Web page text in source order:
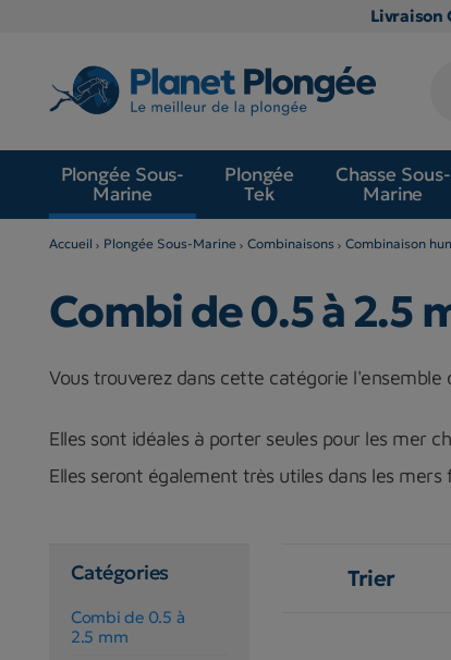
Livraison
Plongée Sous-
Marine
Plongée
Tek
Chasse Sous-
Marine
Accueil Plongée Sous-Marine Combinaisons Combinaison
Combi de 0.5 à 2.5
Vous trouverez dans cette catégorie
Elles sont idéales à porter seules pour les mer
Elles seront également très utiles dans les
Catégories
Combi de 0.5 à
2.5 mm
Trier